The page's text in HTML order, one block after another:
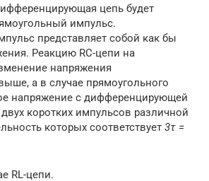
цепь будет
импульс.
представляет собой как бы
Реакцию RC-цепи на
напряжения
а в случае прямоугольного
напряжение с дифференцирующей
коротких импульсов различной
которых соответствует 3τ =
RL-цепи.